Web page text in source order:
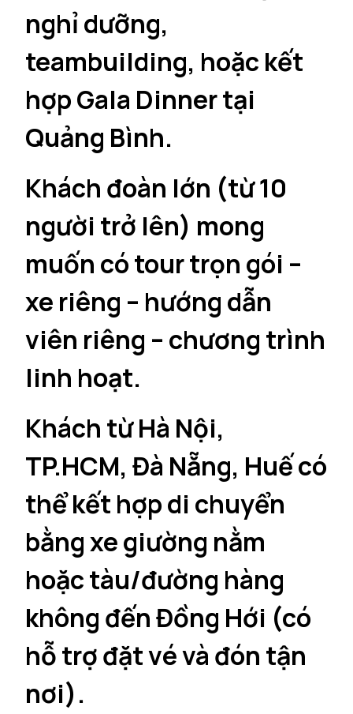
nghỉ dưỡng,
teambuilding, hoặc kết
hợp Gala Dinner tại
Quảng Bình.
Khách đoàn lớn (từ 10
người trở lên) mong
muốn có tour trọn gói –
xe riêng – hướng dẫn
viên riêng – chương trình
linh hoạt.
Khách từ Hà Nội,
TP.HCM, Đà Nẵng, Huế có
thể kết hợp di chuyển
bằng xe giường nằm
hoặc tàu/đường hàng
không đến Đồng Hới (có
hỗ trợ đặt vé và đón tận
nơi).